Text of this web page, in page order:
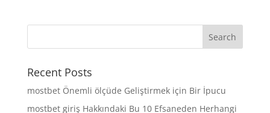
Recent Posts
mostbet Önemli ölçüde Geliştirmek için Bir İpucu
mostbet giriş Hakkındaki Bu 10 Efsaneden Herhangi